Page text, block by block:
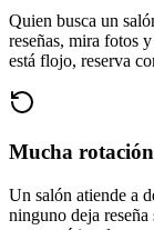
Quien busca un
reseñas, mira fotos
está flojo, reserva
Mucha
Un salón atiende a
ninguno deja